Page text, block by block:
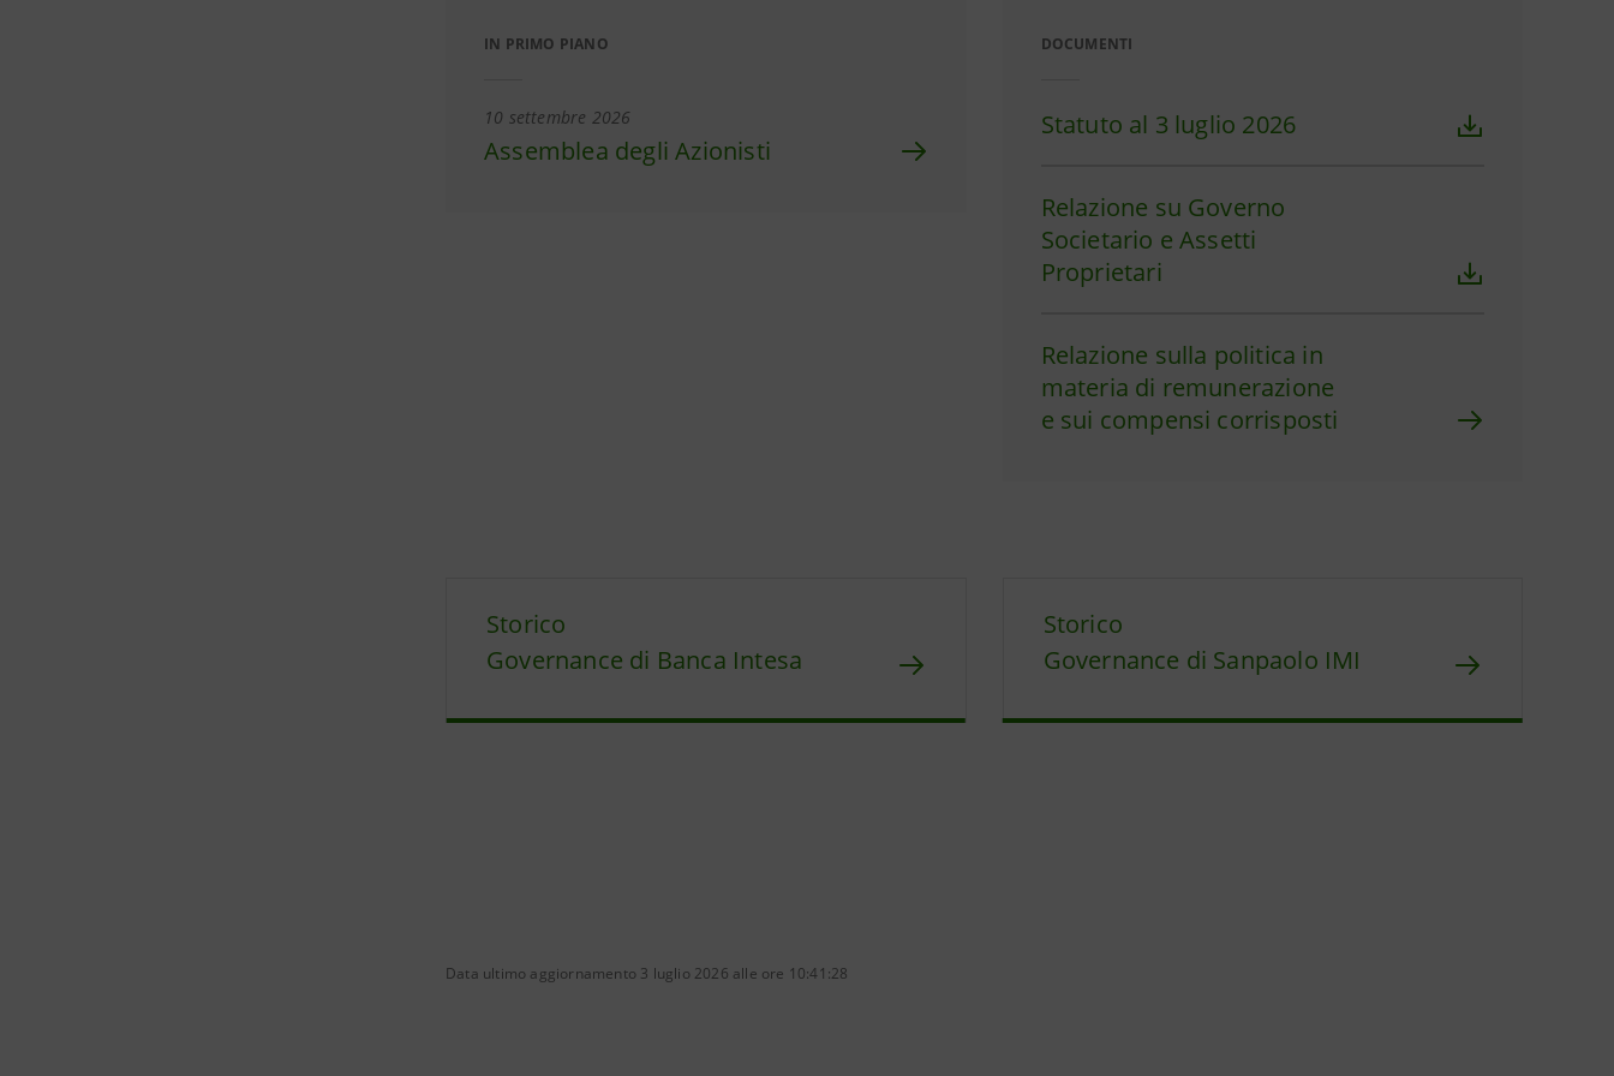
IN PRIMO PIANO
10 settembre 2026
Assemblea degli Azionisti
DOCUMENTI
Statuto al 3 luglio 2026
Relazione su Governo
Societario e Assetti
Proprietari
Relazione sulla politica in
materia di remunerazione
e sui compensi corrisposti
Storico
Governance di Banca Intesa
Storico
Governance di Sanpaolo IMI
Data ultimo aggiornamento 3 luglio 2026 alle ore 10:41:28